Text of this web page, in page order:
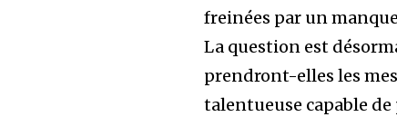
freinées par un
La question est
prendront-elles les
talentueuse capable de